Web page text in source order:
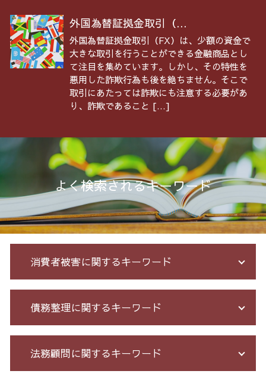
外国為替証拠金取引（...
外国為替証拠金取引（FX）は、少額の資金で
大きな取引を行うことができる金融商品とし
て注目を集めています。しかし、その特性を
悪用した詐欺行為も後を絶ちません。そこで
取引にあたっては詐欺にも注意する必要があ
り、詐欺であること […]
よく検索されるキーワード
消費者被害に関するキーワード
クレジット カード 詐欺 被害
未公開株 詐欺
詐欺 民事 刑事
サクラ サイト 詐欺
債務整理に関するキーワード
破産 保証人
自己破産 期間 免責
法務顧問に関するキーワード